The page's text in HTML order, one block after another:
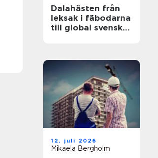
Dalahästen från
leksak i fäbodarna
till global svensk
12. juli 2026
Mikaela Bergholm